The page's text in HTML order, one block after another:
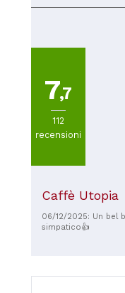
nor did he have a
7,7
112
recensioni
Caffè Utopia
06/12/2025: Un bel
simpatico👍